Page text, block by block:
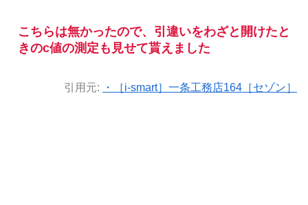
こちらは無かったので、引違いをわざと開けたと
きのc値の測定も見せて貰えました
引用元: ・［i-smart］一条工務店164［セゾン］